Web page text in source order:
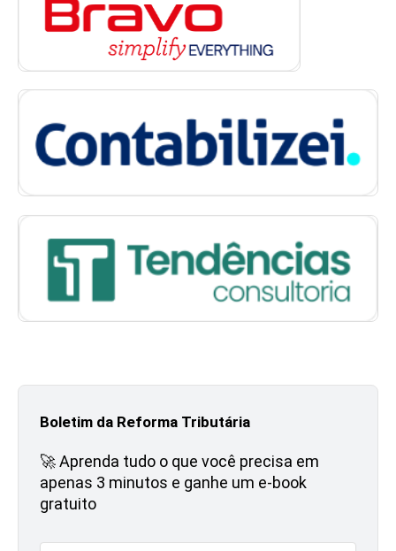
Boletim da Reforma Tributária
🚀 Aprenda tudo o que você precisa em
apenas 3 minutos e ganhe um e-book
gratuito